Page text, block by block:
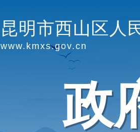
昆明市西山区人
www.kmxs.gov.cn
政